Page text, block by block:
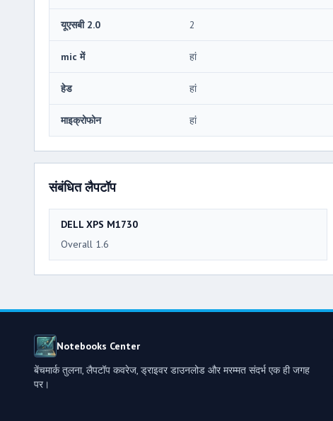
यूएसबी 2.0 2
mic में हां
हेड हां
माइक्रोफोन हां
संबंधित लैपटॉप
DELL XPS M1730
Overall 1.6
Notebooks Center
बेंचमार्क तुलना, लैपटॉप कवरेज, ड्राइवर डाउनलोड और मरम्मत संदर्भ एक ही जगह
पर।